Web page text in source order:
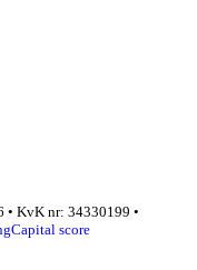
• KvK nr: 34330199 •
score